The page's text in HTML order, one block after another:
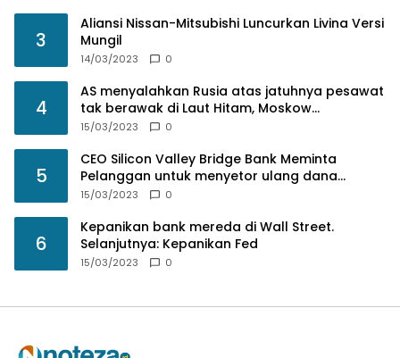
3
Aliansi Nissan-Mitsubishi Luncurkan Livina Versi
Mungil
14/03/2023 0
4
AS menyalahkan Rusia atas jatuhnya pesawat
tak berawak di Laut Hitam, Moskow
menyangkal
15/03/2023 0
5
CEO Silicon Valley Bridge Bank Meminta
Pelanggan untuk menyetor ulang dana
Mereka
15/03/2023 0
6
Kepanikan bank mereda di Wall Street.
Selanjutnya: Kepanikan Fed
15/03/2023 0